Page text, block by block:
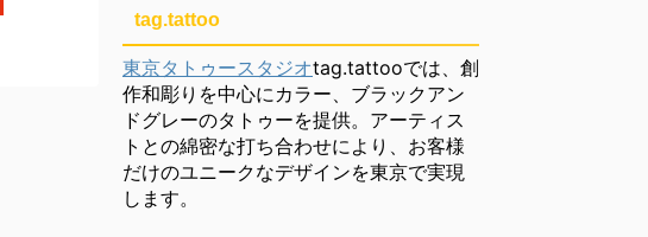
tag.tattoo
東京タトゥースタジオtag.tattooでは、創
作和彫りを中心にカラー、ブラックアン
ドグレーのタトゥーを提供。アーティス
トとの綿密な打ち合わせにより、お客様
だけのユニークなデザインを東京で実現
します。